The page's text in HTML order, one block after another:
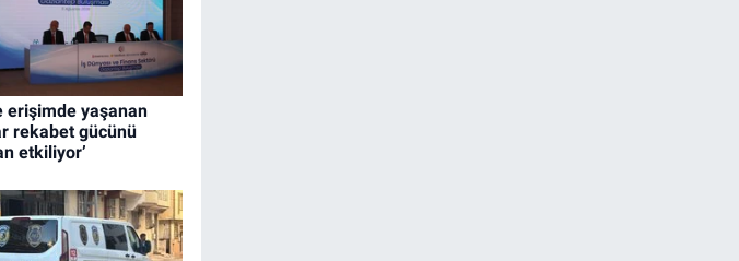
erişimde yaşanan
rekabet gücünü
etkiliyor’